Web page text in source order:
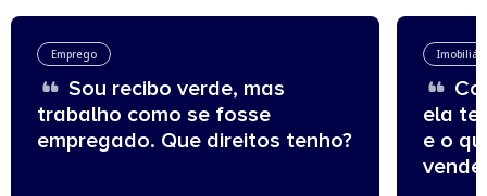
Emprego
Sou recibo verde, mas
trabalho como se fosse
empregado. Que direitos tenho?
ela
e o